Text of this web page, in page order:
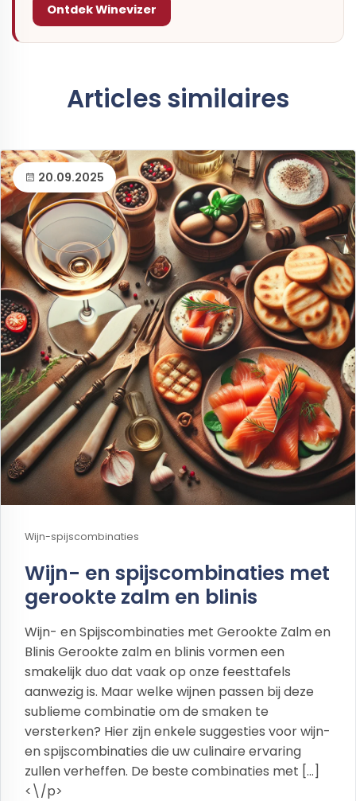
Ontdek Winevizer
Articles similaires
20.09.2025
Wijn-spijscombinaties
Wijn- en spijscombinaties met
gerookte zalm en blinis
Wijn- en Spijscombinaties met Gerookte Zalm en
Blinis Gerookte zalm en blinis vormen een
smakelijk duo dat vaak op onze feesttafels
aanwezig is. Maar welke wijnen passen bij deze
sublieme combinatie om de smaken te
versterken? Hier zijn enkele suggesties voor wijn-
en spijscombinaties die uw culinaire ervaring
zullen verheffen. De beste combinaties met […]
<\/p>